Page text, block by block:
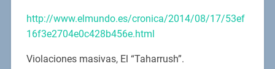
http://www.elmundo.es/cronica/2014/08/17/53ef
16f3e2704e0c428b456e.html
Violaciones masivas, El “Taharrush”.